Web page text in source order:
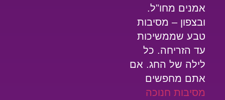
אמנים מחו"ל.
ובצפון – מסיבות
טבע שממשיכות
עד הזריחה. כל
לילה של החג. אם
אתם מחפשים
מסיבות חנוכה